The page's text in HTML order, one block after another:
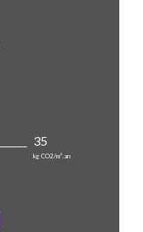
35
kg CO2/m².an